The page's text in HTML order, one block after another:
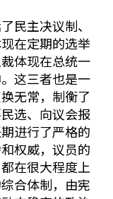
民主决议制、
在定期的选举
体现在总统一
这三者也是一
无常，制衡了
选、向议会报
进行了严格的
权威，议员的
在很大程度上
合体制，由宪